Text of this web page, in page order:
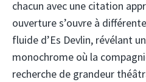
chacun avec une citation
ouverture s’ouvre à
fluide d’Es Devlin, révélant
monochrome où la
recherche de grandeur